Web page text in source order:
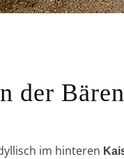
der
im hinteren